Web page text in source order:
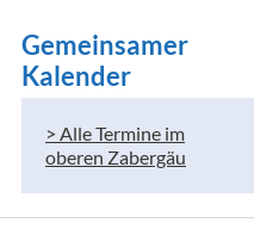
Gemeinsamer
Kalender
> Alle Termine im
oberen Zabergäu